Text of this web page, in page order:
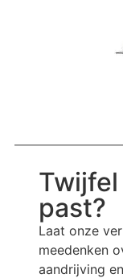
past?
Laat onze
meedenken
aandrijving